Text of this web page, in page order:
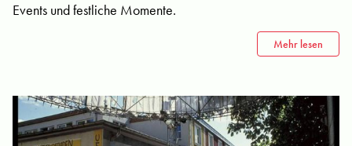
Events und festliche Momente.
Mehr lesen